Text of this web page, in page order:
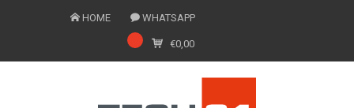
HOME WHATSAPP
€0,00